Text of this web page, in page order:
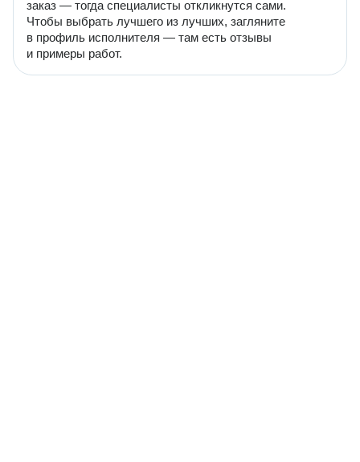
заказ — тогда специалисты откликнутся сами.
Чтобы выбрать лучшего из лучших, загляните
в профиль исполнителя — там есть отзывы
и примеры работ.